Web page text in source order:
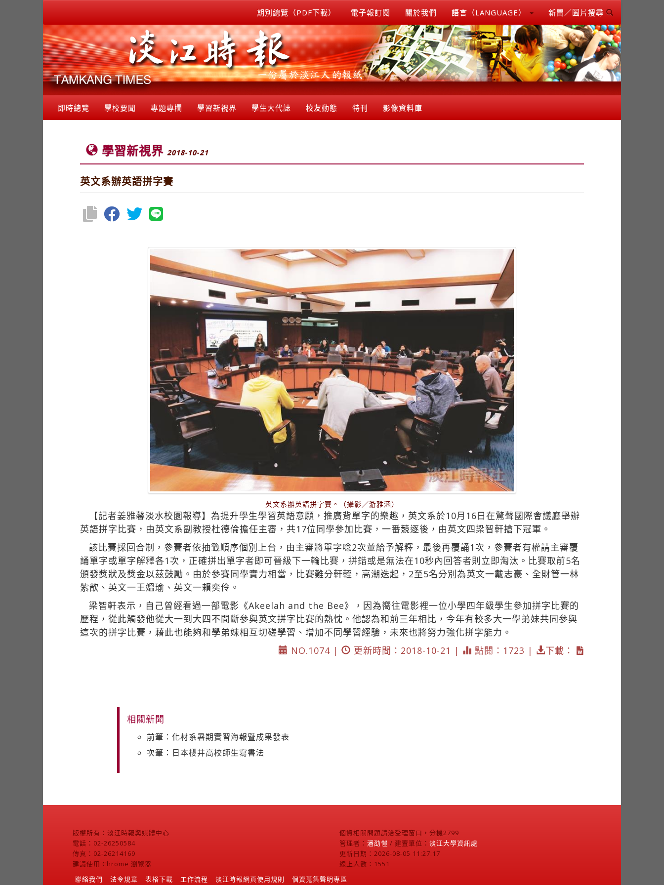
期別總覽（PDF下載） 電子報訂閱 關於我們 語言（LANGUAGE） 新聞／圖片搜尋
即時總覽 學校要聞 專題專欄 學習新視界 學生大代誌 校友動態 特刊 影像資料庫
學習新視界 2018-10-21
英文系辦英語拼字賽
英文系辦英語拼字賽。（攝影／游雅涵）
【記者姜雅馨淡水校園報導】為提升學生學習英語意願，推廣背單字的樂趣，英文系於10月16日在驚聲國際會議廳舉辦
英語拼字比賽，由英文系副教授杜德倫擔任主審，共17位同學參加比賽，一番競逐後，由英文四梁智軒搶下冠軍。
該比賽採回合制，參賽者依抽籤順序個別上台，由主審將單字唸2次並給予解釋，最後再覆誦1次，參賽者有權請主審覆
誦單字或單字解釋各1次，正確拼出單字者即可晉級下一輪比賽，拼錯或是無法在10秒內回答者則立即淘汰。比賽取前5名
頒發獎狀及獎金以茲鼓勵。由於參賽同學實力相當，比賽難分軒輊，高潮迭起，2至5名分別為英文一戴志豪、全財管一林
紫歆、英文一王媼瑜、英文一賴奕伶。
梁智軒表示，自己曾經看過一部電影《Akeelah and the Bee》，因為嚮往電影裡一位小學四年級學生參加拼字比賽的
歷程，從此觸發他從大一到大四不間斷參與英文拼字比賽的熱忱。他認為和前三年相比，今年有較多大一學弟妹共同參與
這次的拼字比賽，藉此也能夠和學弟妹相互切磋學習、增加不同學習經驗，未來也將努力強化拼字能力。
NO.1074 |
更新時間：2018-10-21 | 點閱：1723 | 下載：
相關新聞
前筆：化材系暑期實習海報暨成果發表
次筆：日本櫻井高校師生寫書法
版權所有：淡江時報與媒體中心
電話：02-26250584
傳真：02-26214169
建議使用 Chrome 瀏覽器
個資相關問題請洽受理窗口，分機2799
管理者： 潘劭愷 / 建置單位： 淡江大學資訊處
更新日期：2026-08-05 11:27:17
線上人數：1551
聯絡我們
法令規章 表格下載 工作流程 淡江時報網頁使用規則 個資蒐集聲明專區